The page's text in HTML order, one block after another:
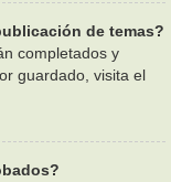
de temas?
completados y
guardado, visita el